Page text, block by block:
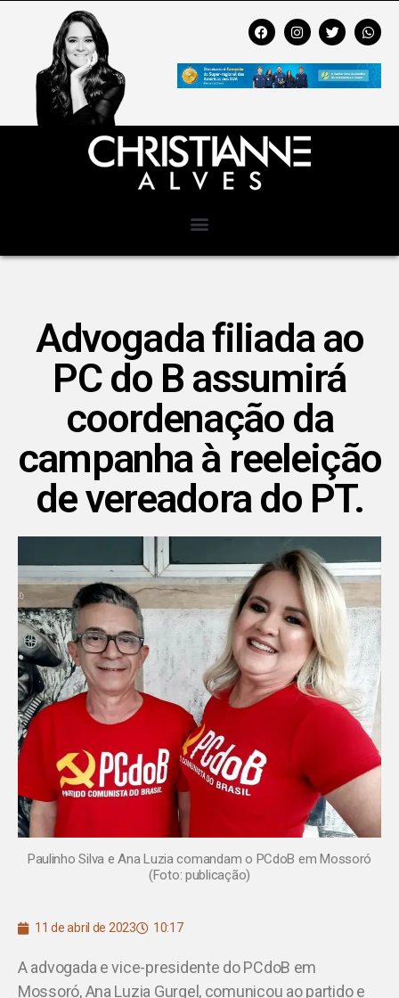
Advogada filiada ao
PC do B assumirá
coordenação da
campanha à reeleição
de vereadora do PT.
Paulinho Silva e Ana Luzia comandam o PCdoB em Mossoró
(Foto: publicação)
11 de abril de 2023 10:17
A advogada e vice-presidente do PCdoB em
Mossoró, Ana Luzia Gurgel, comunicou ao partido e